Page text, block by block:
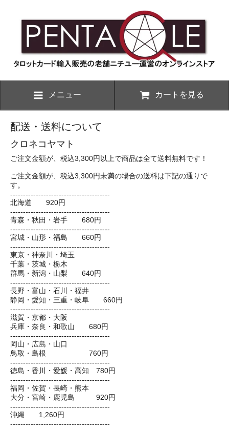
メニュー カートを見る
配送・送料について
クロネコヤマト
ご注文金額が、税込3,300円以上で商品は全て送料無料です！
ご注文金額が、税込3,300円未満の場合の送料は下記の通りで
す。
---------------------------------------
北海道 920円
---------------------------------------
青森・秋田・岩手 680円
---------------------------------------
宮城・山形・福島 660円
---------------------------------------
東京・神奈川・埼玉
千葉・茨城・栃木
群馬・新潟・山梨 640円
---------------------------------------
長野・富山・石川・福井
静岡・愛知・三重・岐阜 660円
---------------------------------------
滋賀・京都・大阪
兵庫・奈良・和歌山 680円
---------------------------------------
岡山・広島・山口
鳥取・島根 760円
---------------------------------------
徳島・香川・愛媛・高知 780円
---------------------------------------
福岡・佐賀・長崎・熊本
大分・宮崎・鹿児島 920円
---------------------------------------
沖縄 1,260円
---------------------------------------